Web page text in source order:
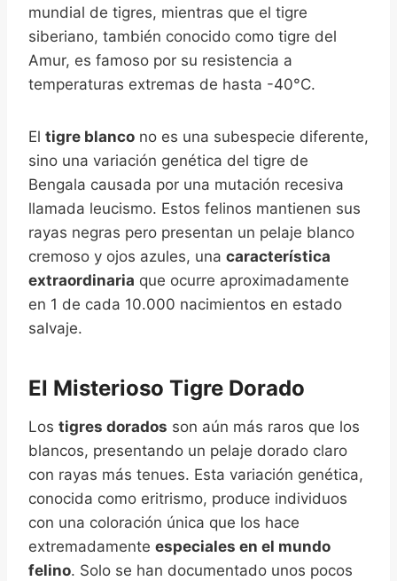
mundial de tigres, mientras que el tigre
siberiano, también conocido como tigre del
Amur, es famoso por su resistencia a
temperaturas extremas de hasta -40°C.
El tigre blanco no es una subespecie diferente,
sino una variación genética del tigre de
Bengala causada por una mutación recesiva
llamada leucismo. Estos felinos mantienen sus
rayas negras pero presentan un pelaje blanco
cremoso y ojos azules, una característica
extraordinaria que ocurre aproximadamente
en 1 de cada 10.000 nacimientos en estado
salvaje.
El Misterioso Tigre Dorado
Los tigres dorados son aún más raros que los
blancos, presentando un pelaje dorado claro
con rayas más tenues. Esta variación genética,
conocida como eritrismo, produce individuos
con una coloración única que los hace
extremadamente especiales en el mundo
felino. Solo se han documentado unos pocos